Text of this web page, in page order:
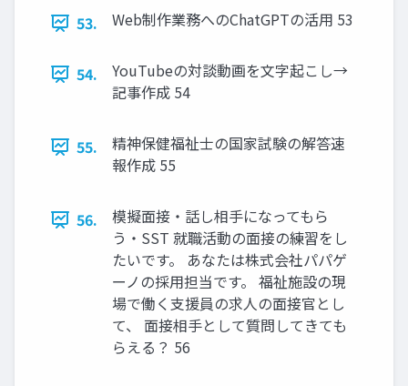
53. Web制作業務へのChatGPTの活用 53
54.
YouTubeの対談動画を文字起こし→
記事作成 54
55.
精神保健福祉士の国家試験の解答速
報作成 55
56.
模擬面接・話し相手になってもら
う・SST 就職活動の面接の練習をし
たいです。 あなたは株式会社パパゲ
ーノの採用担当です。 福祉施設の現
場で働く支援員の求人の面接官とし
て、 面接相手として質問してきても
らえる？ 56